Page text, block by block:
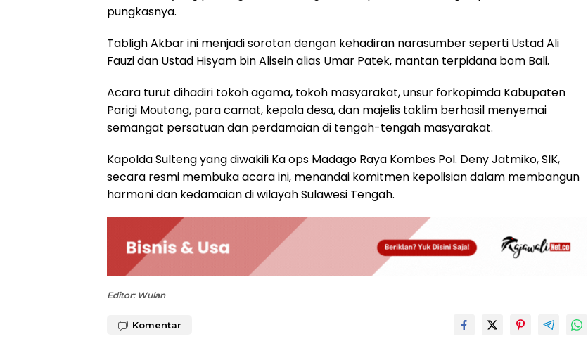
pungkasnya.
Tabligh Akbar ini menjadi sorotan dengan kehadiran narasumber seperti Ustad Ali
Fauzi dan Ustad Hisyam bin Alisein alias Umar Patek, mantan terpidana bom Bali.
Acara turut dihadiri tokoh agama, tokoh masyarakat, unsur forkopimda Kabupaten
Parigi Moutong, para camat, kepala desa, dan majelis taklim berhasil menyemai
semangat persatuan dan perdamaian di tengah-tengah masyarakat.
Kapolda Sulteng yang diwakili Ka ops Madago Raya Kombes Pol. Deny Jatmiko, SIK,
secara resmi membuka acara ini, menandai komitmen kepolisian dalam membangun
harmoni dan kedamaian di wilayah Sulawesi Tengah.
Editor: Wulan
Komentar